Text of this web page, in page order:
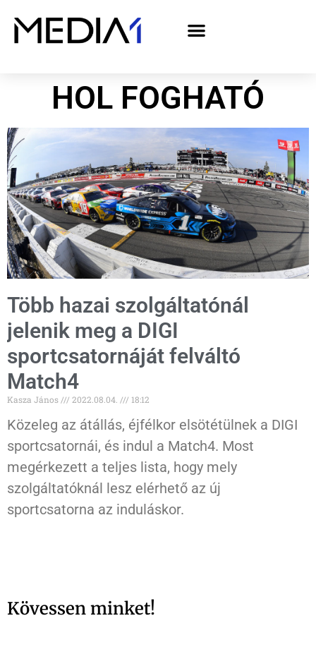
HOL FOGHATÓ
Több hazai szolgáltatónál
jelenik meg a DIGI
sportcsatornáját felváltó
Match4
Kasza János 2022.08.04. 18:12
Közeleg az átállás, éjfélkor elsötétülnek a DIGI
sportcsatornái, és indul a Match4. Most
megérkezett a teljes lista, hogy mely
szolgáltatóknál lesz elérhető az új
sportcsatorna az induláskor.
Kövessen minket!